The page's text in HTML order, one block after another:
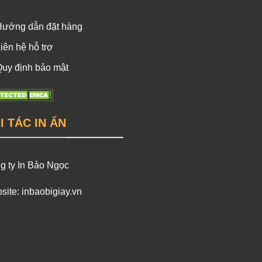
dẫn đặt hàng
hệ hỗ trợ
định bảo mật
TÁC IN ẤN
ty In Bảo Ngọc
inbaobigiay.vn